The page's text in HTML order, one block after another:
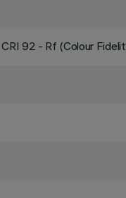
CRI 92 - Rf (Colour